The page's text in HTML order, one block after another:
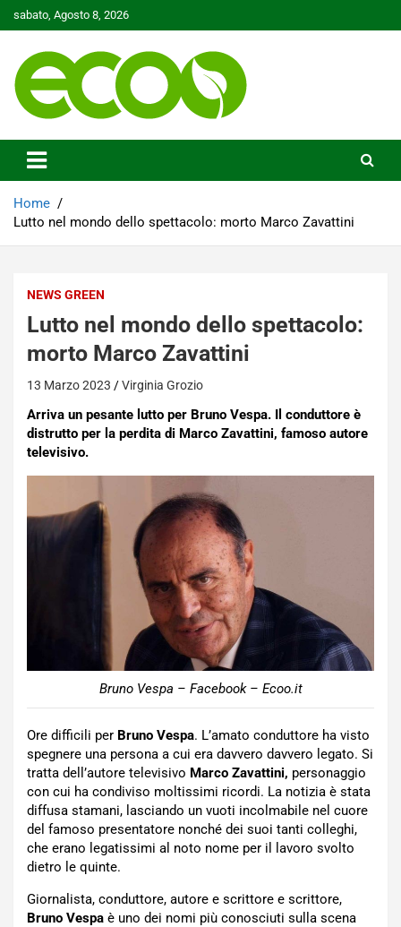
to
sabato, Agosto 8, 2026
Ecoo.it
Home
Lutto nel mondo dello spettacolo: morto Marco Zavattini
NEWS GREEN
Lutto nel mondo dello spettacolo:
morto Marco Zavattini
13 Marzo 2023 Virginia Grozio
Arriva un pesante lutto per Bruno Vespa. Il conduttore è
distrutto per la perdita di Marco Zavattini, famoso autore
televisivo.
Bruno Vespa – Facebook – Ecoo.it
Ore difficili per Bruno Vespa. L’amato conduttore ha visto
spegnere una persona a cui era davvero davvero legato. Si
tratta dell’autore televisivo Marco Zavattini, personaggio
con cui ha condiviso moltissimi ricordi. La notizia è stata
diffusa stamani, lasciando un vuoti incolmabile nel cuore
del famoso presentatore nonché dei suoi tanti colleghi,
che erano legatissimi al noto nome per il lavoro svolto
dietro le quinte.
Giornalista, conduttore, autore e scrittore e scrittore,
Bruno Vespa è uno dei nomi più conosciuti sulla scena